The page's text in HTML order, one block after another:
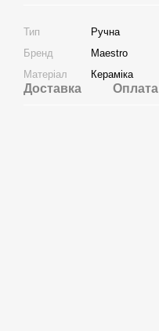
Тип
Ручна
Бренд
Maestro
Матеріал
Кераміка
Доставка Оплата